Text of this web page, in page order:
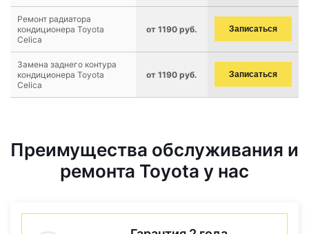
Ремонт радиатора
кондиционера Toyota
Celica
от 1190 руб. Записаться
Замена заднего контура
кондиционера Toyota
Celica
от 1190 руб. Записаться
Преимущества обслуживания и
ремонта Toyota у нас